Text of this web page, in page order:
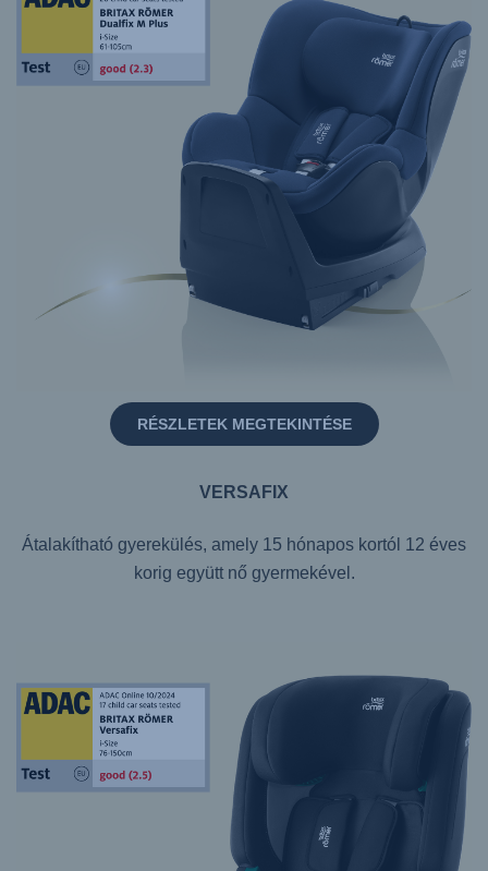
RÉSZLETEK MEGTEKINTÉSE
VERSAFIX
Átalakítható gyerekülés, amely 15 hónapos kortól 12 éves
korig együtt nő gyermekével.